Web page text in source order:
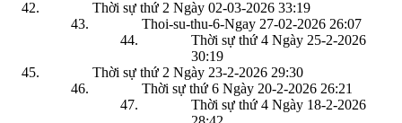
Thời sự thứ 2 Ngày 02-03-2026 33:19
Thoi-su-thu-6-Ngay 27-02-2026 26:07
Thời sự thứ 4 Ngày 25-2-2026
30:19
Thời sự thứ 2 Ngày 23-2-2026 29:30
Thời sự thứ 6 Ngày 20-2-2026 26:21
Thời sự thứ 4 Ngày 18-2-2026